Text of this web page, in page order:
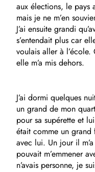
aux élections, le pays
mais je ne m’en
J’ai ensuite grandi
s’entendait plus car
voulais aller à
elle m’a mis dehors.
J’ai dormi quelques
un grand de mon
pour sa supérette et
était comme un grand
avec lui. Un jour il
pouvait m’emmener
n’avais personne, je